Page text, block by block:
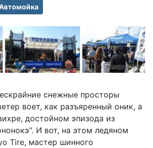
снежные просторы
воет, как разъяренный оник, а
достойном эпизода из
И вот, на этом ледяном
Tire, мастер шинного